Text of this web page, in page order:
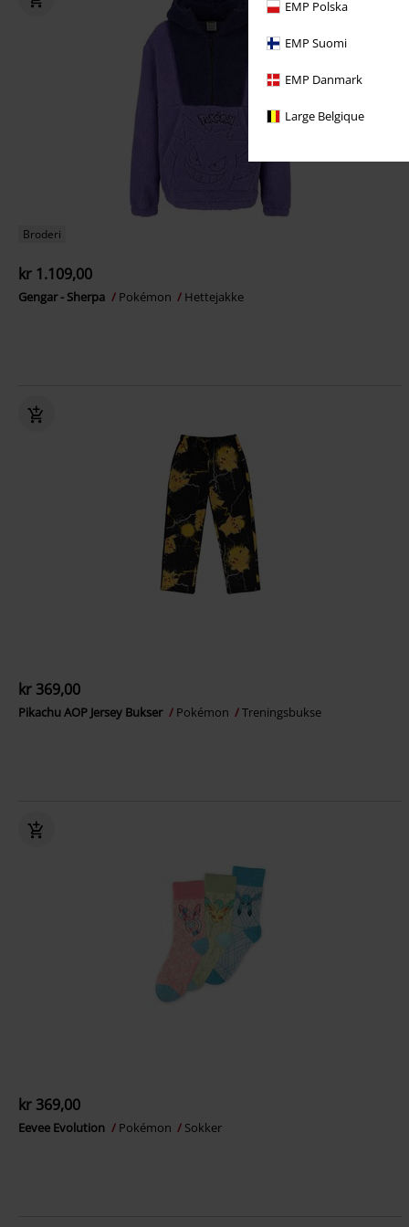
EMP Polska
EMP Suomi
EMP Danmark
Large Belgique
Broderi
kr 1.109,00
Gengar - Sherpa Pokémon Hettejakke
kr 369,00
Pikachu AOP Jersey Bukser Pokémon Treningsbukse
kr 369,00
Eevee Evolution Pokémon Sokker